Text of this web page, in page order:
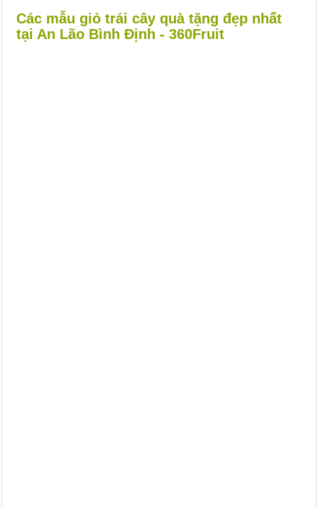
Các mẫu giỏ trái cây quà tặng đẹp nhất
tại An Lão Bình Định - 360Fruit